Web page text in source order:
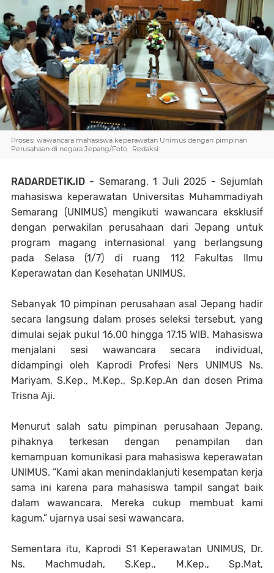
Prosesi wawancara mahasiswa keperawatan Unimus dengan pimpinan
Perusahaan di negara Jepang/Foto : Redaksi
RADARDETIK.ID - Semarang, 1 Juli 2025 - Sejumlah
mahasiswa keperawatan Universitas Muhammadiyah
Semarang (UNIMUS) mengikuti wawancara eksklusif
dengan perwakilan perusahaan dari Jepang untuk
program magang internasional yang berlangsung
pada Selasa (1/7) di ruang 112 Fakultas Ilmu
Keperawatan dan Kesehatan UNIMUS.
Sebanyak 10 pimpinan perusahaan asal Jepang hadir
secara langsung dalam proses seleksi tersebut, yang
dimulai sejak pukul 16.00 hingga 17.15 WIB. Mahasiswa
menjalani sesi wawancara secara individual,
didampingi oleh Kaprodi Profesi Ners UNIMUS Ns.
Mariyam, S.Kep., M.Kep., Sp.Kep.An dan dosen Prima
Trisna Aji.
Menurut salah satu pimpinan perusahaan Jepang,
pihaknya terkesan dengan penampilan dan
kemampuan komunikasi para mahasiswa keperawatan
UNIMUS. “Kami akan menindaklanjuti kesempatan kerja
sama ini karena para mahasiswa tampil sangat baik
dalam wawancara. Mereka cukup membuat kami
kagum,” ujarnya usai sesi wawancara.
Sementara itu, Kaprodi S1 Keperawatan UNIMUS, Dr.
Ns. Machmudah, S.Kep., M.Kep., Sp.Mat,